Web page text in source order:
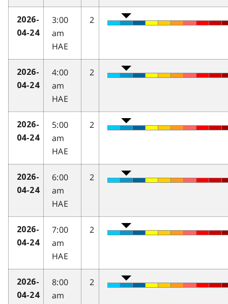
2026-
04-24
3:00
am
HAE
2
2026-
04-24
4:00
am
HAE
2
2026-
04-24
5:00
am
HAE
2
2026-
04-24
6:00
am
HAE
2
2026-
04-24
7:00
am
HAE
2
2026-
04-24
8:00
am
2